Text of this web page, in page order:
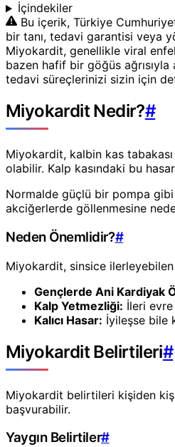
İçindekiler
Bu içerik, Türkiye
bir tanı, tedavi garantisi veya
Miyokardit, genellikle viral
bazen hafif bir göğüs
tedavi süreçlerinizi sizin için
Miyokardit Nedir?#
Miyokardit, kalbin kas
olabilir. Kalp kasındaki bu
Normalde güçlü bir pompa gibi
akciğerlerde göllenmesine
Neden Önemlidir?#
Miyokardit, sinsice ilerleyebilen
Gençlerde Ani Kardiyak
Kalp Yetmezliği: İleri
Kalıcı Hasar: İyileşse bile
Miyokardit Belirtileri#
Miyokardit belirtileri kişiden
başvurabilir.
Yaygın Belirtiler#